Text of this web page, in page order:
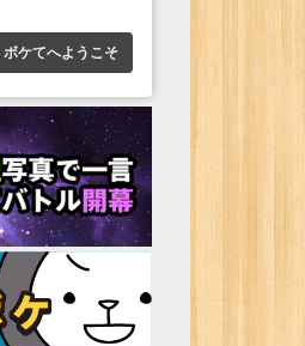
ボケてへようこそ